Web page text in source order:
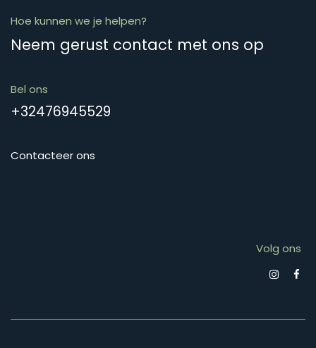
Hoe kunnen we je helpen?
Neem gerust contact met ons op
Bel ons
+32476945529
Contacteer ons
Volg ons